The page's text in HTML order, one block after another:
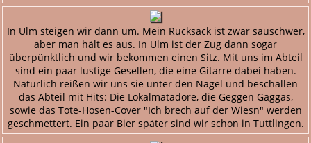
In Ulm steigen wir dann um. Mein Rucksack ist zwar sauschwer,
aber man hält es aus. In Ulm ist der Zug dann sogar
überpünktlich und wir bekommen einen Sitz. Mit uns im Abteil
sind ein paar lustige Gesellen, die eine Gitarre dabei haben.
Natürlich reißen wir uns sie unter den Nagel und beschallen
das Abteil mit Hits: Die Lokalmatadore, die Geggen Gaggas,
sowie das Tote-Hosen-Cover "Ich brech auf der Wiesn" werden
geschmettert. Ein paar Bier später sind wir schon in Tuttlingen.